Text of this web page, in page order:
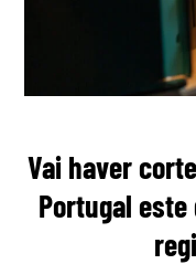
Vai haver
Portugal este